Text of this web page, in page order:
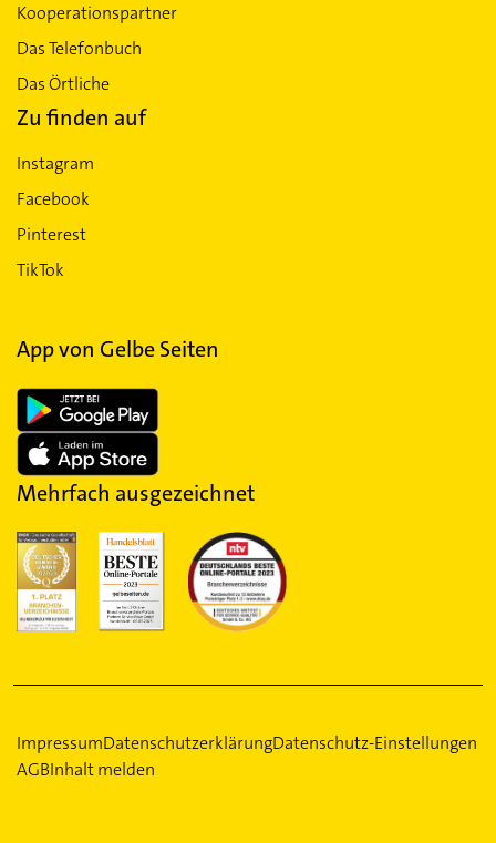
Kooperationspartner
Das Telefonbuch
Das Örtliche
Zu finden auf
Instagram
Facebook
Pinterest
TikTok
App von Gelbe Seiten
Mehrfach ausgezeichnet
ImpressumDatenschutzerklärungDatenschutz-Einstellungen
AGBInhalt melden